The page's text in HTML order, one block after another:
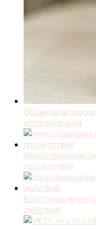
Объекты
использования
Недостоверные
последствия
Восстановление
действий